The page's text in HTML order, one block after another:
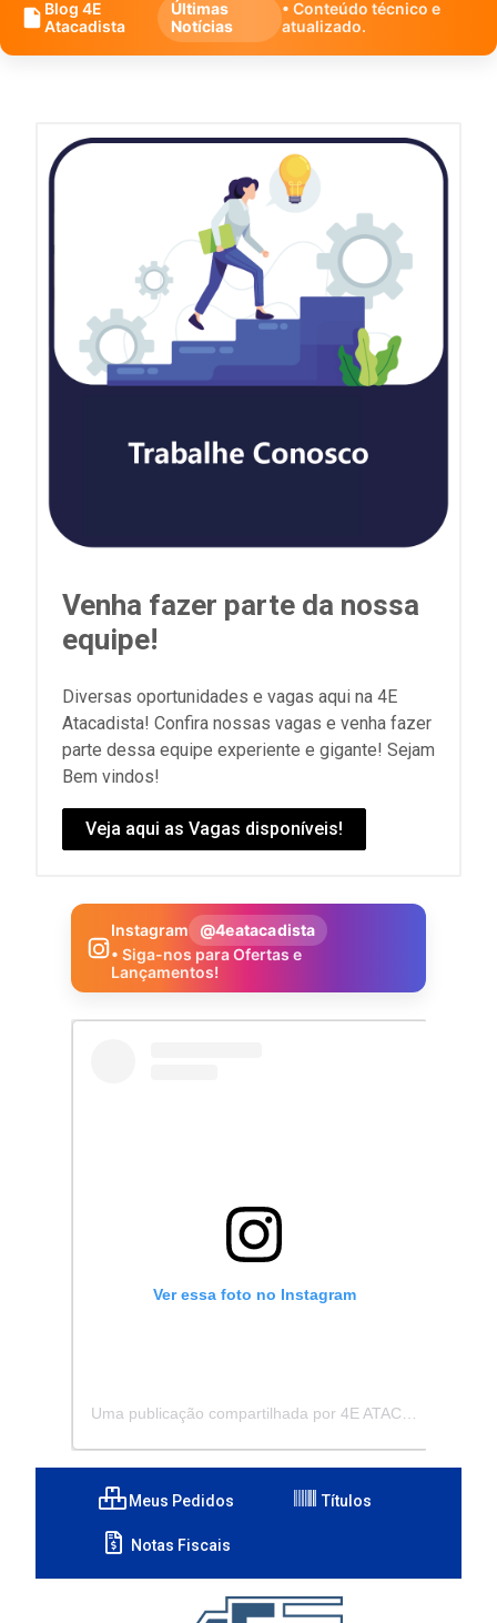
Blog 4E
Atacadista
Últimas
Notícias
• Conteúdo técnico e
atualizado.
Venha fazer parte da nossa
equipe!
Diversas oportunidades e vagas aqui na 4E
Atacadista! Confira nossas vagas e venha fazer
parte dessa equipe experiente e gigante! Sejam
Bem vindos!
Veja aqui as Vagas disponíveis!
Instagram
@4eatacadista
• Siga-nos para Ofertas e
Lançamentos!
Ver essa foto no Instagram
Meus Pedidos Títulos
Notas Fiscais